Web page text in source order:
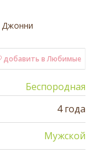
Джонни
добавить в Любимые
Беспородная
4 года
Мужской